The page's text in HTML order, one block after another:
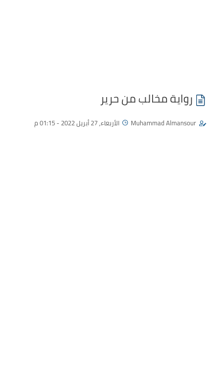
رواية مخالب من حرير
Muhammad Almansour الأربعاء, 27 أبريل 2022 - 01:15 م